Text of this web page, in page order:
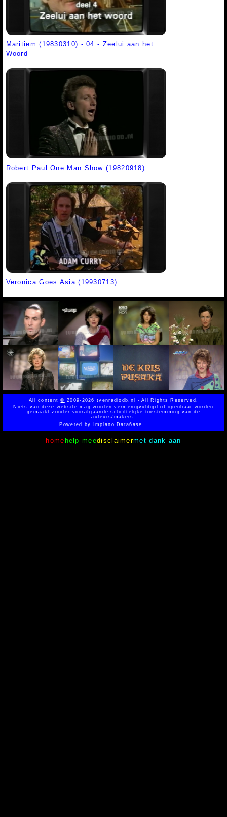
Maritiem (19830310) - 04 - Zeelui aan het
Woord
Robert Paul One Man Show (19820918)
Veronica Goes Asia (19930713)
All content© 2009-2026 tvenradiodb.nl - All Rights Reserved.
Niets van deze website mag worden vermenigvuldigd of openbaar worden
gemaakt zonder voorafgaande schriftelijke toestemming van de
auteurs/makers.
Powered byImplano Data6ase
home help meedisclaimermet dank aan